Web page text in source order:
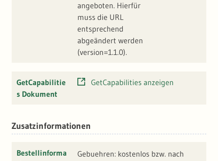
angeboten. Hierfür
muss die URL
entsprechend
abgeändert werden
(version=1.1.0).
GetCapabilitie
s Dokument
GetCapabilities anzeigen
Zusatzinformationen
Bestellinforma
Gebuehren: kostenlos bzw. nach